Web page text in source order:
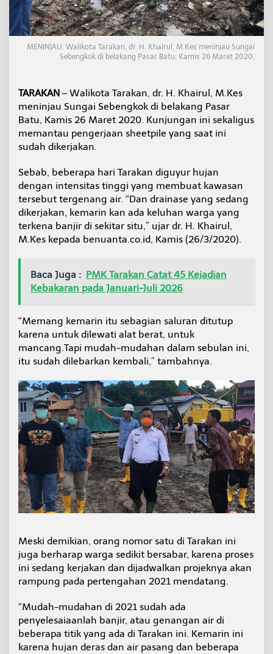
T
i
n
j
a
u
n
g
e
r
j
a
h
e
e
l
e
d
u
n
g
i
S
b
e
n
g
o
k
MENINJAU: Walikota Tarakan, dr. H. Khairul, M.Kes meninjau Sungai
Sebengkok di belakang Pasar Batu, Kamis 26 Maret 2020.
TARAKAN – Walikota Tarakan, dr. H. Khairul, M.Kes
meninjau Sungai Sebengkok di belakang Pasar
Batu, Kamis 26 Maret 2020. Kunjungan ini sekaligus
memantau pengerjaan sheetpile yang saat ini
sudah dikerjakan.
Sebab, beberapa hari Tarakan diguyur hujan
dengan intensitas tinggi yang membuat kawasan
tersebut tergenang air. “Dan drainase yang sedang
dikerjakan, kemarin kan ada keluhan warga yang
terkena banjir di sekitar situ,” ujar dr. H. Khairul,
M.Kes kepada benuanta.co.id, Kamis (26/3/2020).
Baca Juga : PMK Tarakan Catat 45 Kejadian
Kebakaran pada Januari-Juli 2026
“Memang kemarin itu sebagian saluran ditutup
karena untuk dilewati alat berat, untuk
mancang.Tapi mudah-mudahan dalam sebulan ini,
itu sudah dilebarkan kembali,” tambahnya.
Meski demikian, orang nomor satu di Tarakan ini
juga berharap warga sedikit bersabar, karena proses
ini sedang kerjakan dan dijadwalkan projeknya akan
rampung pada pertengahan 2021 mendatang.
“Mudah-mudahan di 2021 sudah ada
penyelesaiaanlah banjir, atau genangan air di
beberapa titik yang ada di Tarakan ini. Kemarin ini
karena hujan deras dan air pasang dan beberapa